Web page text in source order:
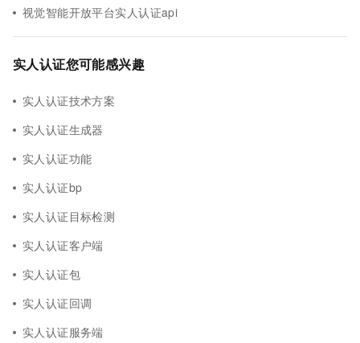
视觉智能开放平台实人认证api
实人认证您可能感兴趣
实人认证技术方案
实人认证生成器
实人认证功能
实人认证bp
实人认证目标检测
实人认证客户端
实人认证包
实人认证回调
实人认证服务端